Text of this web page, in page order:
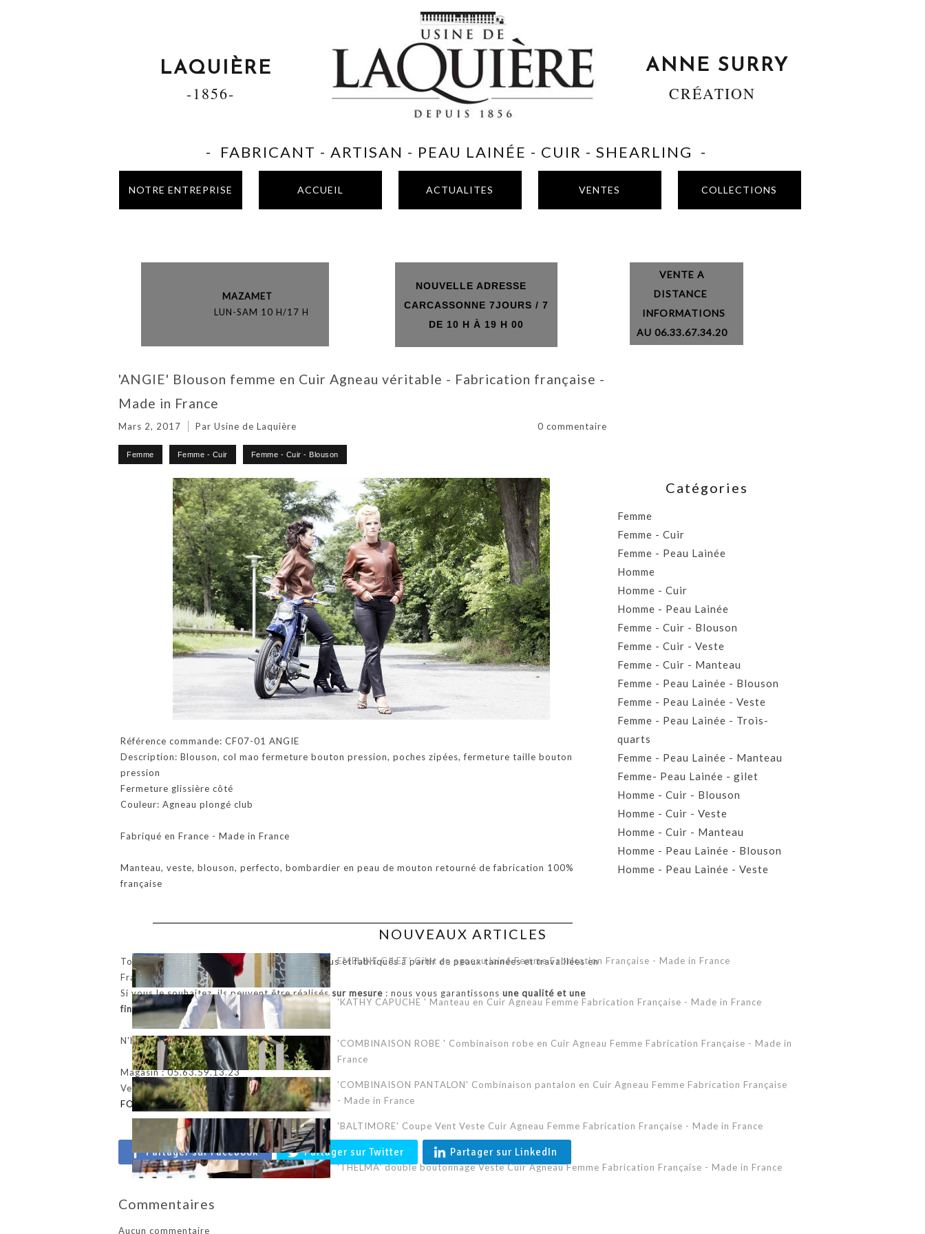
LAQUIÈRE ANNE SURRY
-1856- CRÉATION
NOUVELLE ADRESSE
CARCASSONNE 7JOURS / 7
DE 10 H À 19 H 00
VENTE A
DISTANCE
INFORMATIONS
AU 06.33.67.34.20
- FABRICANT - ARTISAN - PEAU LAINÉE - CUIR - SHEARLING -
MAZAMET
LUN-SAM 10 H/17 H
NOTRE ENTREPRISE ACCUEIL ACTUALITES VENTES COLLECTIONS
'ANGIE' Blouson femme en Cuir Agneau véritable - Fabrication française -
Made in France
Mars 2, 2017 Par Usine de Laquière 0 commentaire
Référence commande: CF07-01 ANGIE
Description: Blouson, col mao fermeture bouton pression, poches zipées, fermeture taille bouton
pression
Fermeture glissière côté
Couleur: Agneau plongé club
Fabriqué en France - Made in France
Manteau, veste, blouson, perfecto, bombardier en peau de mouton retourné de fabrication 100%
française
Tous nos vêtements sont intégralement conçus et fabriqués à partir de peaux tannées et travaillées en
France.
Si vous le souhaitez, ils peuvent être réaliséssur mesure : nous vous garantissons une qualité et une
finition excellentes, et un service soigné.
N'hésitez pas à nous contacter :
Magasin : 05.63.59.13.23
Vente à distance : 06.33.67.34.20
FORMULAIRE DE CONTACT
Partager sur Facebook Partager sur Twitter Partager sur LinkedIn
Commentaires
Aucun commentaire
Catégories
Femme
Femme - Cuir
Femme - Peau Lainée
Homme
Homme - Cuir
Homme - Peau Lainée
Femme - Cuir - Blouson
Femme - Cuir - Veste
Femme - Cuir - Manteau
Femme - Peau Lainée - Blouson
Femme - Peau Lainée - Veste
Femme - Peau Lainée - Trois-
quarts
Femme - Peau Lainée - Manteau
Femme- Peau Lainée - gilet
Homme - Cuir - Blouson
Homme - Cuir - Veste
Homme - Cuir - Manteau
Homme - Peau Lainée - Blouson
Homme - Peau Lainée - Veste
Femme - Peau lainée - Coupe Vent
Pantalon
NOUVEAUX ARTICLES
EMELINE GILET' Gilet en agneau lainé Femme Fabrication Française - Made in France
'KATHY CAPUCHE ' Manteau en Cuir Agneau Femme Fabrication Française - Made in France
'COMBINAISON ROBE ' Combinaison robe en Cuir Agneau Femme Fabrication Française - Made in
France
'COMBINAISON PANTALON' Combinaison pantalon en Cuir Agneau Femme Fabrication Française
- Made in France
'BALTIMORE' Coupe Vent Veste Cuir Agneau Femme Fabrication Française - Made in France
'THELMA' double boutonnage Veste Cuir Agneau Femme Fabrication Française - Made in France